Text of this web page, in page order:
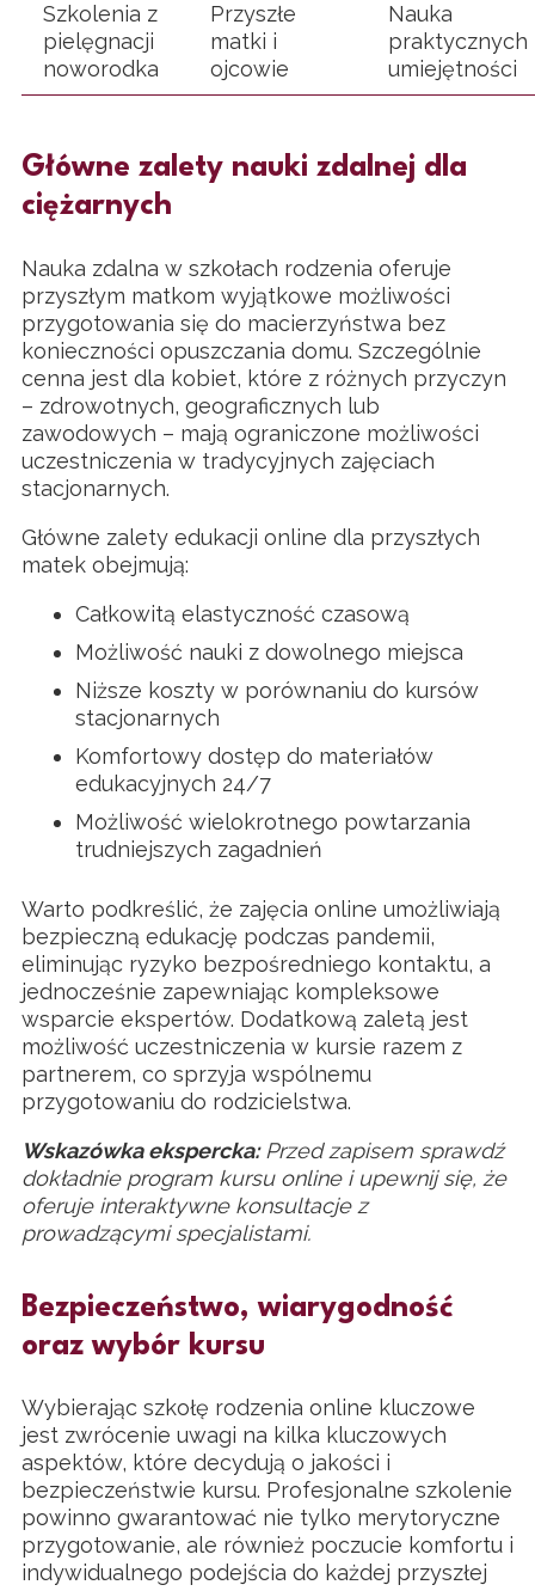
Szkolenia z
pielęgnacji
noworodka
Przyszłe
matki i
ojcowie
Nauka
praktycznych
umiejętności
Główne zalety nauki zdalnej dla
ciężarnych
Nauka zdalna w szkołach rodzenia oferuje
przyszłym matkom wyjątkowe możliwości
przygotowania się do macierzyństwa bez
konieczności opuszczania domu. Szczególnie
cenna jest dla kobiet, które z różnych przyczyn
– zdrowotnych, geograficznych lub
zawodowych – mają ograniczone możliwości
uczestniczenia w tradycyjnych zajęciach
stacjonarnych.
Główne zalety edukacji online dla przyszłych
matek obejmują:
Całkowitą elastyczność czasową
Możliwość nauki z dowolnego miejsca
Niższe koszty w porównaniu do kursów
stacjonarnych
Komfortowy dostęp do materiałów
edukacyjnych 24/7
Możliwość wielokrotnego powtarzania
trudniejszych zagadnień
Warto podkreślić, że zajęcia online umożliwiają
bezpieczną edukację podczas pandemii,
eliminując ryzyko bezpośredniego kontaktu, a
jednocześnie zapewniając kompleksowe
wsparcie ekspertów. Dodatkową zaletą jest
możliwość uczestniczenia w kursie razem z
partnerem, co sprzyja wspólnemu
przygotowaniu do rodzicielstwa.
Wskazówka ekspercka: Przed zapisem sprawdź
dokładnie program kursu online i upewnij się, że
oferuje interaktywne konsultacje z
prowadzącymi specjalistami.
Bezpieczeństwo, wiarygodność
oraz wybór kursu
Wybierając szkołę rodzenia online kluczowe
jest zwrócenie uwagi na kilka kluczowych
aspektów, które decydują o jakości i
bezpieczeństwie kursu. Profesjonalne szkolenie
powinno gwarantować nie tylko merytoryczne
przygotowanie, ale również poczucie komfortu i
indywidualnego podejścia do każdej przyszłej